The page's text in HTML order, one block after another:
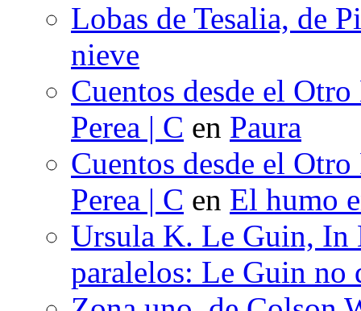
Lobas de Tesalia, de
nieve
Cuentos desde el
Perea | C en Paura
Cuentos desde el
Perea | C en El humo
Ursula K. Le Guin, In
paralelos: Le Guin no